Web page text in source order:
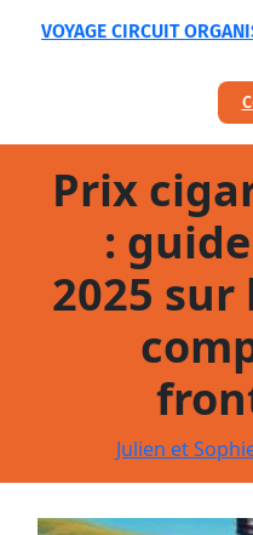
VOYAGE CIRCUIT
Prix
:
2025
Julien et